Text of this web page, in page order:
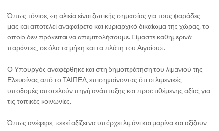
Όπως τόνισε, «η αλιεία είναι ζωτικής σημασίας για τους ψαράδες
μας και αποτελεί αναφαίρετο και κυριαρχικό δικαίωμα της χώρας, το
οποίο δεν πρόκειται να απεμπολήσουμε. Είμαστε καθημερινά
παρόντες, σε όλα τα μήκη και τα πλάτη του Αιγαίου».
Ο Υπουργός αναφέρθηκε και στη δημοπράτηση του λιμανιού της
Ελευσίνας από το ΤΑΙΠΕΔ, επισημαίνοντας ότι οι λιμενικές
υποδομές αποτελούν πηγή ανάπτυξης και προστιθέμενης αξίας για
τις τοπικές κοινωνίες.
Όπως ανέφερε, «εκεί αξίζει να υπάρχει λιμάνι και μαρίνα και αξίζουν